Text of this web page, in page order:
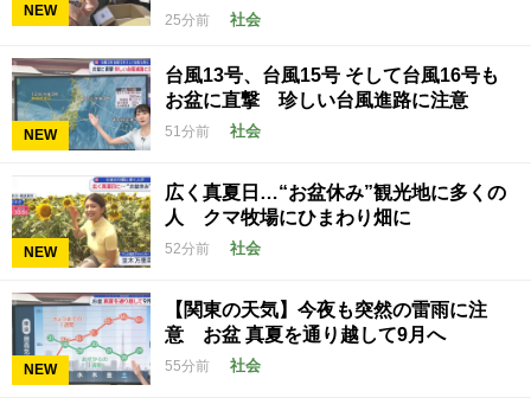
NEW
25分前 社会
NEW
台風13号、台風15号 そして台風16号も
お盆に直撃 珍しい台風進路に注意
51分前 社会
NEW
広く真夏日…“お盆休み”観光地に多くの
人 クマ牧場にひまわり畑に
52分前 社会
NEW
【関東の天気】今夜も突然の雷雨に注
意 お盆 真夏を通り越して9月へ
55分前 社会